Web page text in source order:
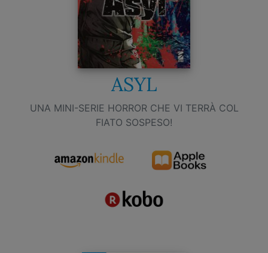
ASYL
UNA MINI-SERIE HORROR CHE VI TERRÀ COL
FIATO SOSPESO!